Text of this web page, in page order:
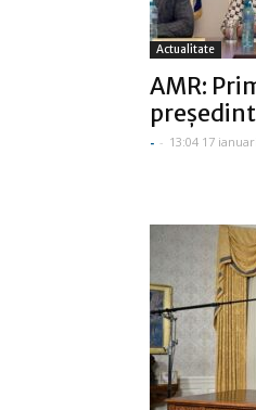
Actualitate
AMR:
- - 13:04 17